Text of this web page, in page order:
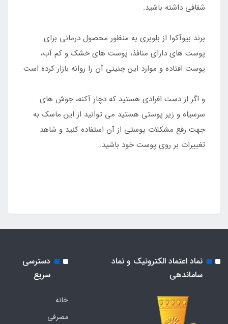
شفافی داشته باشید.
برند بیوآکوا از بلوبری به منظور محصول درمانی برای
پوست های دارای منافذ، پوست های خشک و کم آب،
پوست افتاده و موارد این چنینی آن را روانه بازار کرده است
و اگر از دست افرادی هستید که دچار آکنه، جوش های
سرسیاه و زیر پوستی هستید می توانید از این ماسک به
جهت رفع مشکلات پوستی از آن استفاده کنید و شاهد
تغییرات بر روی پوست خود باشید.
نماد اعتماد الکترونیک و نماد
ساماندهی
دسترسی
سریع
خانه
مصرفی